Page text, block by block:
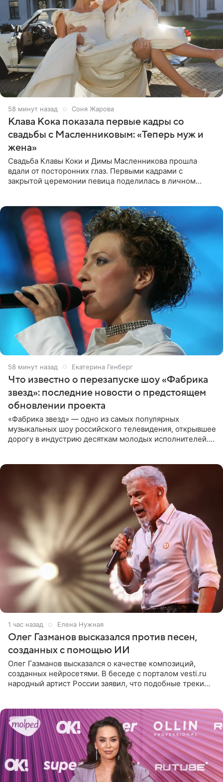
58 минут назад Соня Жарова
Клава Кока показала первые кадры со
свадьбы с Масленниковым: «Теперь муж и
жена»
Свадьба Клавы Коки и Димы Масленникова прошла
вдали от посторонних глаз. Первыми кадрами с
закрытой церемонии певица поделилась в личном
58 минут назад Екатерина Генберг
Что известно о перезапуске шоу «Фабрика
звезд»: последние новости о предстоящем
обновлении проекта
«Фабрика звезд» — одно из самых популярных
музыкальных шоу российского телевидения, открывшее
дорогу в индустрию десяткам молодых исполнителей.
1 час назад Елена Нужная
Олег Газманов высказался против песен,
созданных с помощью ИИ
Олег Газманов высказался о качестве композиций,
созданных нейросетями. В беседе с порталом vesti.ru
народный артист России заявил, что подобные треки